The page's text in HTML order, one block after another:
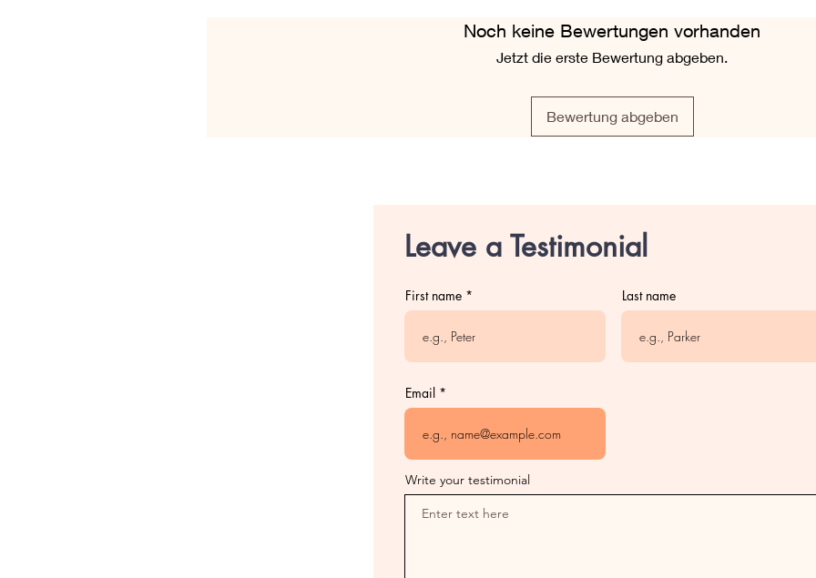
Noch keine Bewertungen vorhanden
Jetzt die erste Bewertung abgeben.
Bewertung abgeben
Leave a Testimonial
First name Last name
Email
Write your testimonial